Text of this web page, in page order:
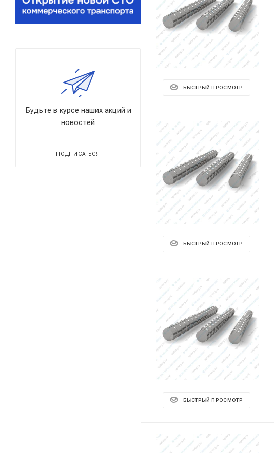
БЫСТРЫЙ ПРОСМОТР
БЫСТРЫЙ ПРОСМОТР
БЫСТРЫЙ ПРОСМОТР
Будьте в курсе наших акций и
новостей
ПОДПИСАТЬСЯ